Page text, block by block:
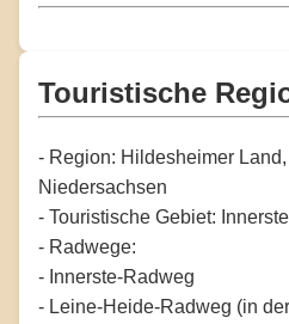
Touristische
- Region: Hildesheimer
Niedersachsen
- Touristische Gebiet:
- Radwege:
- Innerste-Radweg
- Leine-Heide-Radweg (in